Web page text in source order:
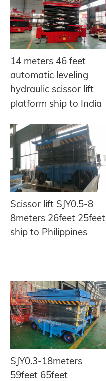
14 meters 46 feet
automatic leveling
hydraulic scissor lift
platform ship to India
Scissor lift SJY0.5-8
8meters 26feet 25feet
ship to Philippines
SJY0.3-18meters
59feet 65feet